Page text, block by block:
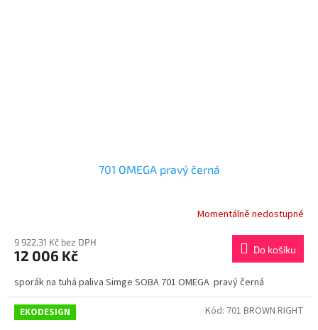
701 OMEGA pravý černá
Momentálně nedostupné
9 922,31 Kč bez DPH
12 006 Kč Do košíku
sporák na tuhá paliva Simge SOBA 701 OMEGA pravý černá
EKODESIGN Kód: 701 BROWN RIGHT